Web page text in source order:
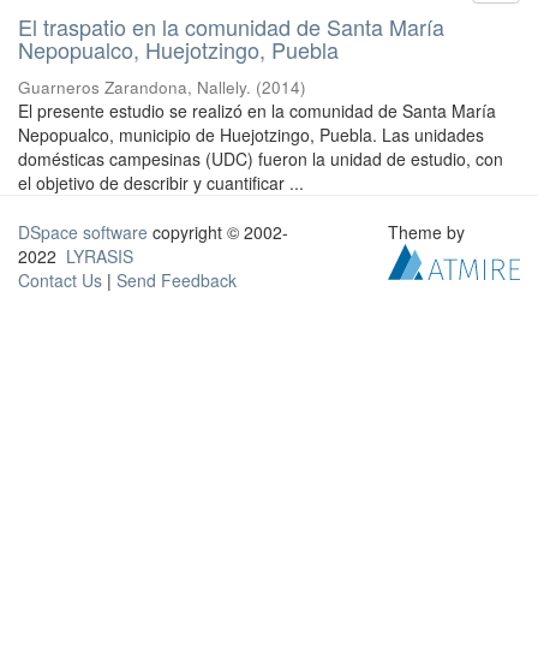
El traspatio en la comunidad de Santa María
Nepopualco, Huejotzingo, Puebla
Guarneros Zarandona, Nallely. (2014)
El presente estudio se realizó en la comunidad de Santa María
Nepopualco, municipio de Huejotzingo, Puebla. Las unidades
domésticas campesinas (UDC) fueron la unidad de estudio, con
el objetivo de describir y cuantificar ...
DSpace software copyright © 2002-
2022 LYRASIS
Contact Us | Send Feedback
Theme by